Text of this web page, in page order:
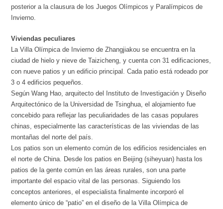
posterior a la clausura de los Juegos Olímpicos y Paralímpicos de
Invierno.
Viviendas peculiares
La Villa Olímpica de Invierno de Zhangjiakou se encuentra en la
ciudad de hielo y nieve de Taizicheng, y cuenta con 31 edificaciones,
con nueve patios y un edificio principal. Cada patio está rodeado por
3 o 4 edificios pequeños.
Según Wang Hao, arquitecto del Instituto de Investigación y Diseño
Arquitectónico de la Universidad de Tsinghua, el alojamiento fue
concebido para reflejar las peculiaridades de las casas populares
chinas, especialmente las características de las viviendas de las
montañas del norte del país.
Los patios son un elemento común de los edificios residenciales en
el norte de China. Desde los patios en Beijing (siheyuan) hasta los
patios de la gente común en las áreas rurales, son una parte
importante del espacio vital de las personas. Siguiendo los
conceptos anteriores, el especialista finalmente incorporó el
elemento único de “patio” en el diseño de la Villa Olímpica de